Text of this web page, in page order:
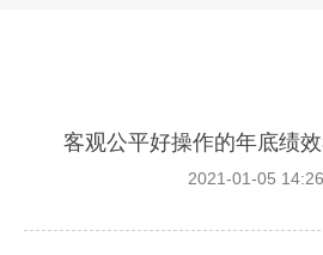
客观公平好操作的年底绩
2021-01-05